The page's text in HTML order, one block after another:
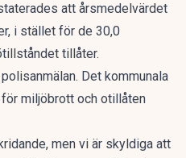
att årsmedelvärdet
i stället för de 30,0
tillåter.
Det kommunala
miljöbrott och otillåten
men vi är skyldiga att